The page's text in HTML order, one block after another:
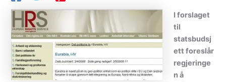
I forslaget
til
statsbudsj
ett foreslår
regjeringe
n å